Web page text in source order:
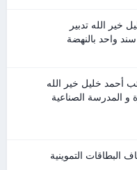
الله تدبير
واحد بالنهضة
أحمد خليل خير الله
المدرسة الصناعية
البطاقات التموينية